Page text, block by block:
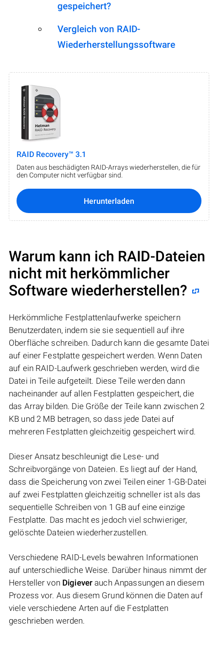
gespeichert?
Vergleich von RAID-
Wiederherstellungssoftware
RAID Recovery™ 3.1
Daten aus beschädigten RAID-Arrays wiederherstellen, die für
den Computer nicht verfügbar sind.
Herunterladen
Warum kann ich RAID-Dateien
nicht mit herkömmlicher
Software wiederherstellen?
Herkömmliche Festplattenlaufwerke speichern
Benutzerdaten, indem sie sie sequentiell auf ihre
Oberfläche schreiben. Dadurch kann die gesamte Datei
auf einer Festplatte gespeichert werden. Wenn Daten
auf ein RAID-Laufwerk geschrieben werden, wird die
Datei in Teile aufgeteilt. Diese Teile werden dann
nacheinander auf allen Festplatten gespeichert, die
das Array bilden. Die Größe der Teile kann zwischen 2
KB und 2 MB betragen, so dass jede Datei auf
mehreren Festplatten gleichzeitig gespeichert wird.
Dieser Ansatz beschleunigt die Lese- und
Schreibvorgänge von Dateien. Es liegt auf der Hand,
dass die Speicherung von zwei Teilen einer 1-GB-Datei
auf zwei Festplatten gleichzeitig schneller ist als das
sequentielle Schreiben von 1 GB auf eine einzige
Festplatte. Das macht es jedoch viel schwieriger,
gelöschte Dateien wiederherzustellen.
Verschiedene RAID-Levels bewahren Informationen
auf unterschiedliche Weise. Darüber hinaus nimmt der
Hersteller von Digiever auch Anpassungen an diesem
Prozess vor. Aus diesem Grund können die Daten auf
viele verschiedene Arten auf die Festplatten
geschrieben werden.